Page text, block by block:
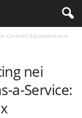
Contratti Equipment-as-a-
nei
a-Service: